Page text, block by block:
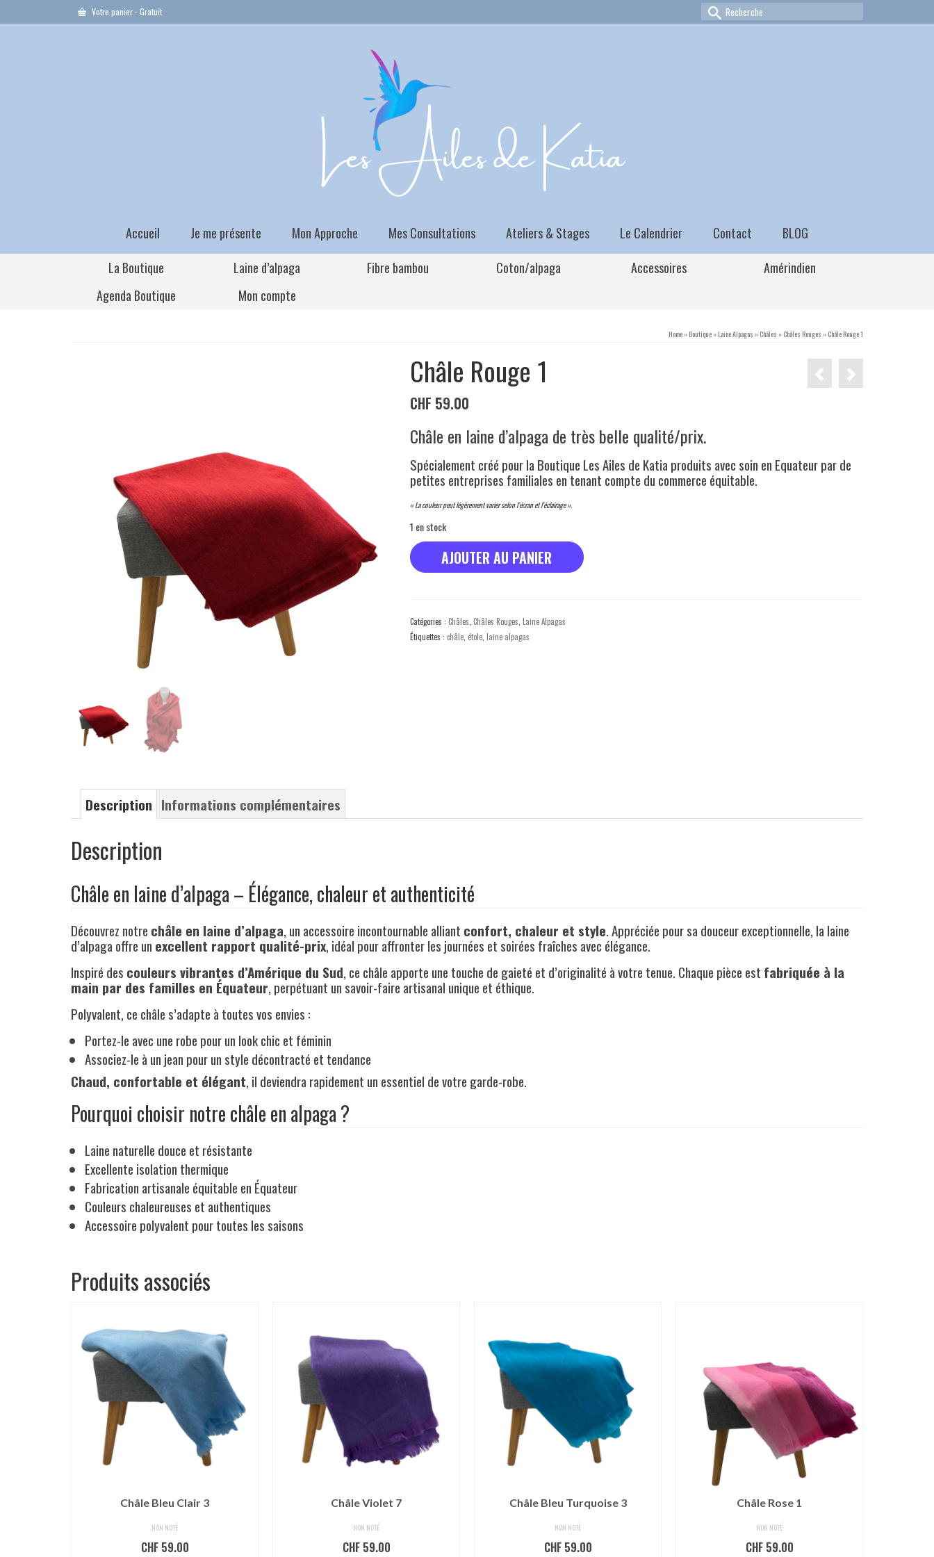
Votre panier- Gratuit Rechercher :
Accueil Je me présente Mon Approche Mes Consultations Ateliers & Stages Le Calendrier Contact
BLOG
La Boutique
Laine d’alpaga Fibre bambou Coton/alpaga Accessoires
Amérindien
Agenda Boutique
Mon compte
Home » Boutique » Laine Alpagas » Châles » Châles Rouges » Châle Rouge 1
Châle Rouge 1
CHF 59.00
Châle en laine d’alpaga de très belle qualité/prix.
Spécialement créé pour la Boutique Les Ailes de Katia produits avec soin en Equateur par de
petites entreprises familiales en tenant compte du commerce équitable.
« La couleur peut légèrement varier selon l’écran et l’éclairage ».
1 en stock
quantité
de
Châle
AJOUTER AU PANIER
Catégories : Châles Châles Rouges Laine Alpagas
Étiquettes : châle, étole, laine alpagas
Description Informations complémentaires
Description
Châle en laine d’alpaga – Élégance, chaleur et authenticité
Découvrez notre châle en laine d’alpaga, un accessoire incontournable alliant confort, chaleur et style. Appréciée pour sa douceur exceptionnelle, la laine
d’alpaga offre un excellent rapport qualité-prix, idéal pour affronter les journées et soirées fraîches avec élégance.
Inspiré des couleurs vibrantes d’Amérique du Sud, ce châle apporte une touche de gaieté et d’originalité à votre tenue. Chaque pièce est fabriquée à la
main par des familles en Équateur, perpétuant un savoir-faire artisanal unique et éthique.
Polyvalent, ce châle s’adapte à toutes vos envies :
Portez-le avec une robe pour un look chic et féminin
Associez-le à un jean pour un style décontracté et tendance
Chaud, confortable et élégant, il deviendra rapidement un essentiel de votre garde-robe.
Pourquoi choisir notre châle en alpaga ?
Laine naturelle douce et résistante
Excellente isolation thermique
Fabrication artisanale équitable en Équateur
Couleurs chaleureuses et authentiques
Accessoire polyvalent pour toutes les saisons
Produits associés
Châle Bleu Clair 3
NON NOTÉ
CHF59.00
Châle Violet 7
NON NOTÉ
CHF59.00
Châle Bleu Turquoise 3
NON NOTÉ
CHF59.00
Châle Rose 1
NON NOTÉ
CHF59.00